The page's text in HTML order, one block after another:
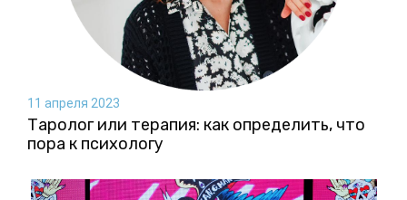
11 апреля 2023
Таролог или терапия: как определить, что
пора к психологу